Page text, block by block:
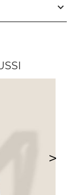
expand_more
>